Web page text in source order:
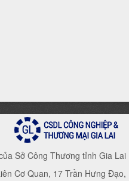
Sở Công Thương tỉnh Gia Lai
Cơ Quan, 17 Trần Hưng Đạo,